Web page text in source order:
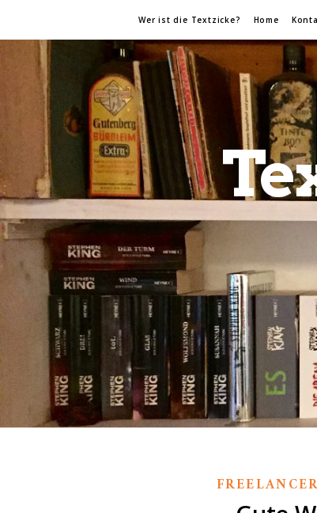
Wer ist die Textzicke? Home